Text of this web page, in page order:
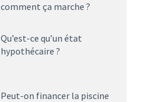
comment ça marche ?
Qu’est-ce qu’un état
hypothécaire ?
Peut-on financer la piscine